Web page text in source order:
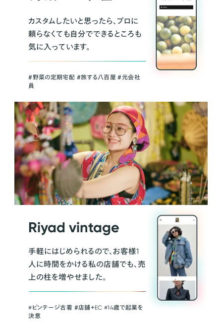
カスタムしたいと思ったら、プロに
頼らなくても自分でできるところも
気に入っています。
＃野菜の定期宅配 ＃旅する八百屋 ＃元会社
員
Riyad vintage
手軽にはじめられるので、お客様1
人に時間をかける私の店舗でも、売
上の柱を増やせました。
#ビンテージ古着 ＃店舗＋EC #14歳で起業を
決意